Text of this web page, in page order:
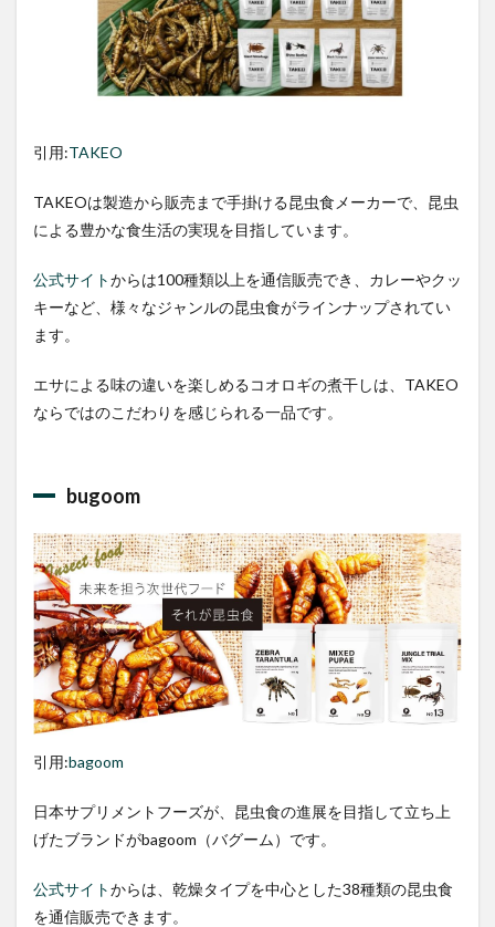
引用:TAKEO
TAKEOは製造から販売まで手掛ける昆虫食メーカーで、昆虫
による豊かな食生活の実現を目指しています。
公式サイトからは100種類以上を通信販売でき、カレーやクッ
キーなど、様々なジャンルの昆虫食がラインナップされてい
ます。
エサによる味の違いを楽しめるコオロギの煮干しは、TAKEO
ならではのこだわりを感じられる一品です。
bugoom
引用:bagoom
日本サプリメントフーズが、昆虫食の進展を目指して立ち上
げたブランドがbagoom（バグーム）です。
公式サイトからは、乾燥タイプを中心とした38種類の昆虫食
を通信販売できます。